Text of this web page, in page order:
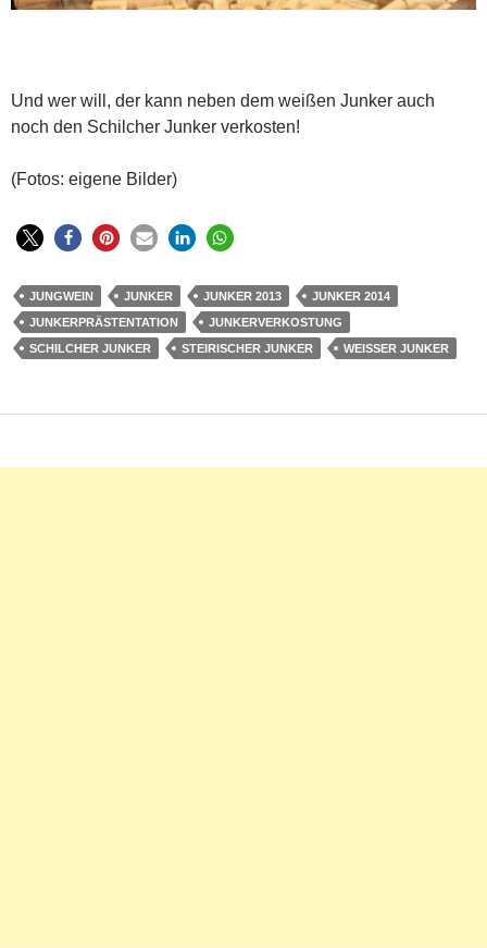
Und wer will, der kann neben dem weißen Junker auch
noch den Schilcher Junker verkosten!
(Fotos: eigene Bilder)
JUNGWEIN JUNKER JUNKER 2013
JUNKER 2014
JUNKERPRÄSTENTATION
JUNKERVERKOSTUNG
SCHILCHER JUNKER
STEIRISCHER JUNKER WEISSER JUNKER